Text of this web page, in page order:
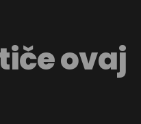
ovaj